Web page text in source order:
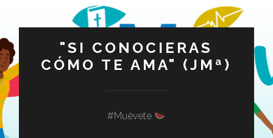
"SI CONOCIERAS
CÓMO TE AMA" (JMª)
#Muévete